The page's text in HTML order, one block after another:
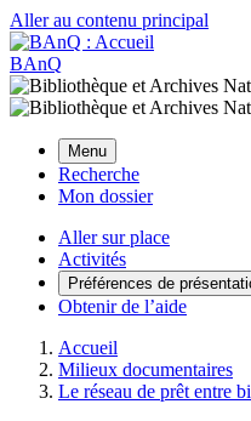
Aller au contenu principal
BAnQ
Menu
Recherche
Mon dossier
Aller sur place
Activités
Préférences de
Obtenir de l’aide
Accueil
Milieux documentaires
Le réseau de prêt entre